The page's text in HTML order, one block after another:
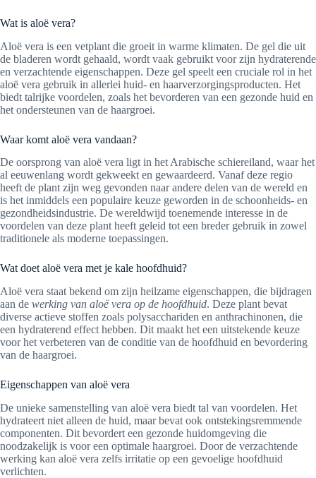
Wat is aloë vera?
Aloë vera is een vetplant die groeit in warme klimaten. De gel die uit
de bladeren wordt gehaald, wordt vaak gebruikt voor zijn hydraterende
en verzachtende eigenschappen. Deze gel speelt een cruciale rol in het
aloë vera gebruik in allerlei huid- en haarverzorgingsproducten. Het
biedt talrijke voordelen, zoals het bevorderen van een gezonde huid en
het ondersteunen van de haargroei.
Waar komt aloë vera vandaan?
De oorsprong van aloë vera ligt in het Arabische schiereiland, waar het
al eeuwenlang wordt gekweekt en gewaardeerd. Vanaf deze regio
heeft de plant zijn weg gevonden naar andere delen van de wereld en
is het inmiddels een populaire keuze geworden in de schoonheids- en
gezondheidsindustrie. De wereldwijd toenemende interesse in de
voordelen van deze plant heeft geleid tot een breder gebruik in zowel
traditionele als moderne toepassingen.
Wat doet aloë vera met je kale hoofdhuid?
Aloë vera staat bekend om zijn heilzame eigenschappen, die bijdragen
aan de werking van aloë vera op de hoofdhuid. Deze plant bevat
diverse actieve stoffen zoals polysacchariden en anthrachinonen, die
een hydraterend effect hebben. Dit maakt het een uitstekende keuze
voor het verbeteren van de conditie van de hoofdhuid en bevordering
van de haargroei.
Eigenschappen van aloë vera
De unieke samenstelling van aloë vera biedt tal van voordelen. Het
hydrateert niet alleen de huid, maar bevat ook ontstekingsremmende
componenten. Dit bevordert een gezonde huidomgeving die
noodzakelijk is voor een optimale haargroei. Door de verzachtende
werking kan aloë vera zelfs irritatie op een gevoelige hoofdhuid
verlichten.